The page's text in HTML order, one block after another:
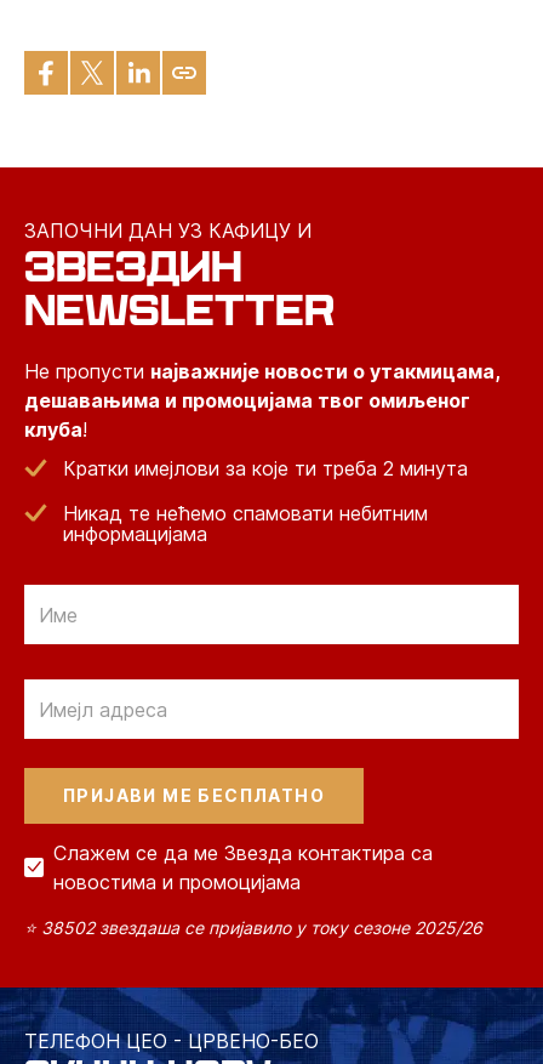
ЗАПОЧНИ ДАН УЗ КАФИЦУ И
ЗВЕЗДИН
NEWSLETTER
Не пропусти најважније новости о утакмицама,
дешавањима и промоцијама твог омиљеног
клуба!
Кратки имејлови за које ти треба 2 минута
Никад те нећемо спамовати небитним
информацијама
Слажем се да ме Звезда контактира са
новостима и промоцијама
⭐ 38502 звездаша се пријавило у току сезоне 2025/26
ТЕЛЕФОН ЦЕО - ЦРВЕНО-БЕО